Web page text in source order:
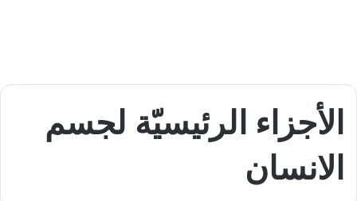
الأجزاء الرئيسيّة لجسم
الانسان